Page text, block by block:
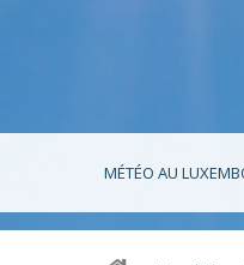
MÉTÉO AU